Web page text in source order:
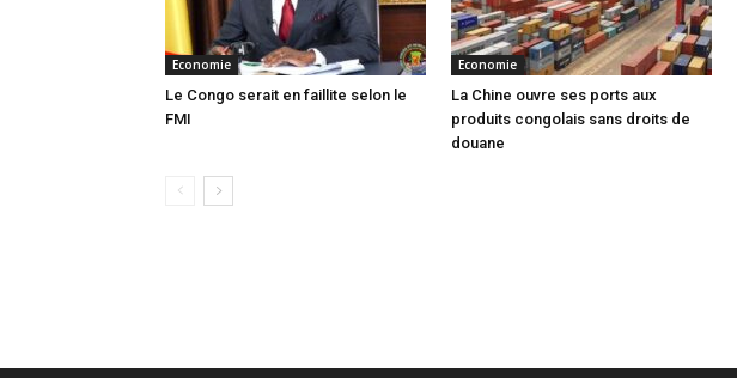
Economie
Le Congo serait en faillite selon le
FMI
Economie
La Chine ouvre ses ports aux
produits congolais sans droits de
douane